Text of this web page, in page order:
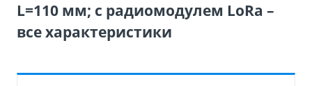
L=110 мм; с радиомодулем LoRa –
все характеристики